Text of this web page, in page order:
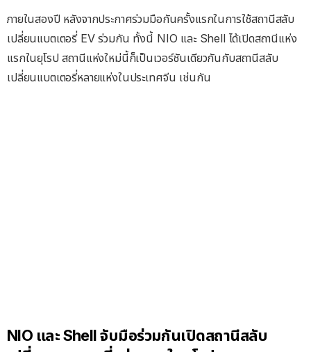
ภายในสองปี หลังจากประกาศร่วมมือกันครั้งแรกในการใช้สถานีสลับ
เปลี่ยนแบตเตอรี่ EV ร่วมกัน ทั้งนี้ NIO และ Shell ได้เปิดสถานีแห่ง
แรกในยุโรป สถานีแห่งใหม่นี้ก็เป็นเวอร์ชันเดียวกันกับสถานีสลับ
เปลี่ยนแบตเตอรี่หลายแห่งในประเทศจีน เช่นกัน
NIO และ Shell จับมือร่วมกันเปิดสถานีสลับ